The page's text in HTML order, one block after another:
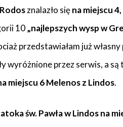
Rodosznalazło sięna miejscu 4,
10„najlepszych wysp w
przedstawiałam już własny
wyróżnione przez serwis, a są
miejscu 6 Melenos z Lindos.
św. Pawła w Lindos na